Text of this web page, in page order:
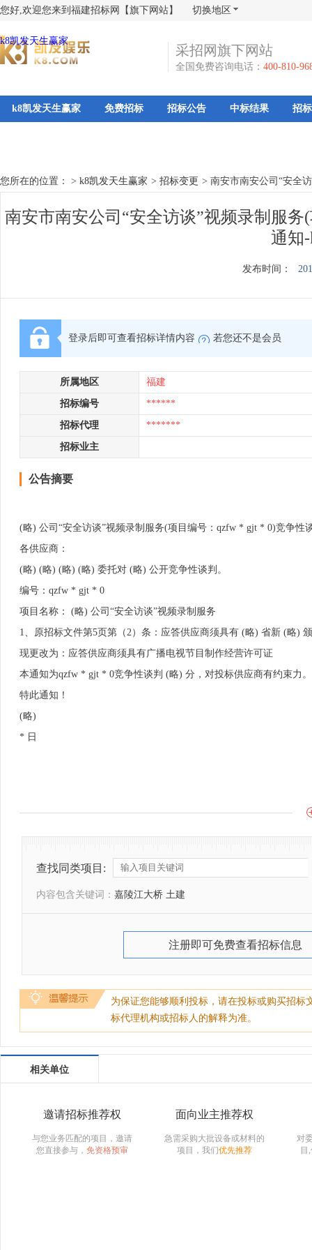
您好,欢迎您来到福建招标网【旗下网站】 切换地区
k8凯发天生赢家
采招网旗下网站
全国免费咨询电话： 400-810-
k8凯发天生赢家 免费招标 招标公告 中标结果 招
您所在的位置： > k8凯发天生赢家 > 招标变更 > 南安市南安公司“安全
南安市南安公司“安全访谈”视频录制服
通知
发布时间：
登录后即可查看招标详情内容 若您还不是会员
所属地区 福建
招标编号 ******
招标代理 *******
招标业主
公告摘要
(略) 公司“安全访谈”视频录制服务(项目编号：qzfw * gjt * 0)竞争性
各供应商：
(略) (略) (略) (略) 委托对 (略) 公开竞争性谈判。
编号：qzfw * gjt * 0
项目名称： (略) 公司“安全访谈”视频录制服务
1、原招标文件第5页第（2）条：应答供应商须具有 (略) 省新 (略)
现更改为：应答供应商须具有广播电视节目制作经营许可证
本通知为qzfw * gjt * 0竞争性谈判 (略) 分，对投标供应商有约束力
特此通知！
(略)
* 日
查找同类项目:
内容包含关键词： 嘉陵江大桥 土建
注册即可免费查看招标信息
为保证您能够顺利投标，请在投标或购买招
标代理机构或招标人的解释为准。
相关单位
邀请招标推荐权
与您业务匹配的项目，邀请
您直接参与， 免资格预审
面向业主推荐权
急需采购大批设备或材料的
项目，我们优先推荐
对
目